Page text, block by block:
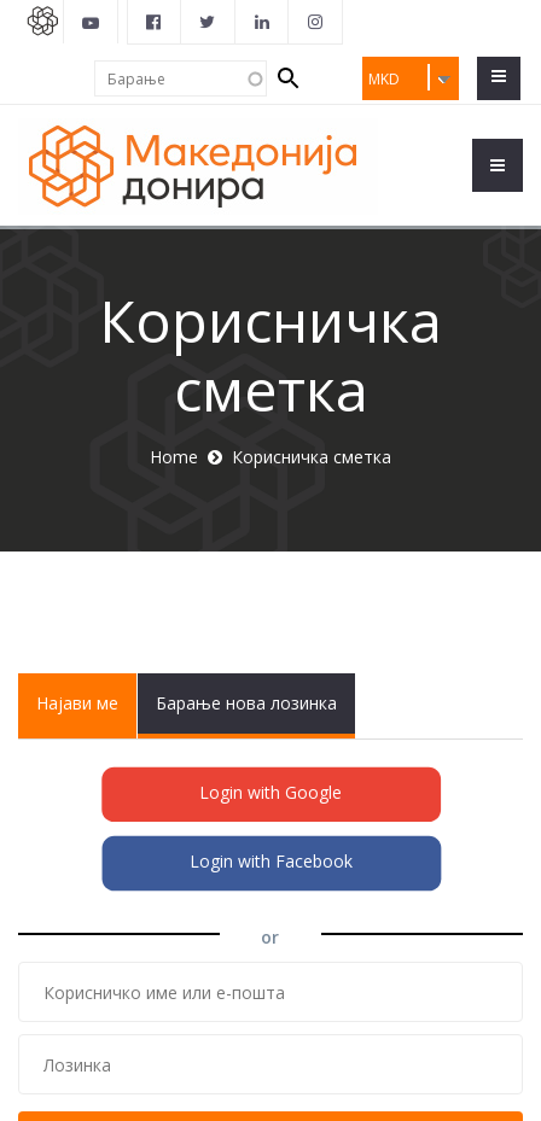
MKD
Search
form
Корисничка
сметка
Home Корисничка сметка
Primary tabs
Најави ме (activeБарање нова лозинка
Login with Google
Login with Facebook
or